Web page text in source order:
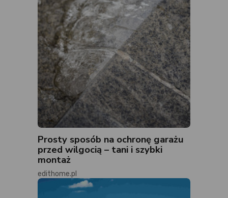
Prosty sposób na ochronę garażu
przed wilgocią – tani i szybki
montaż
edithome.pl